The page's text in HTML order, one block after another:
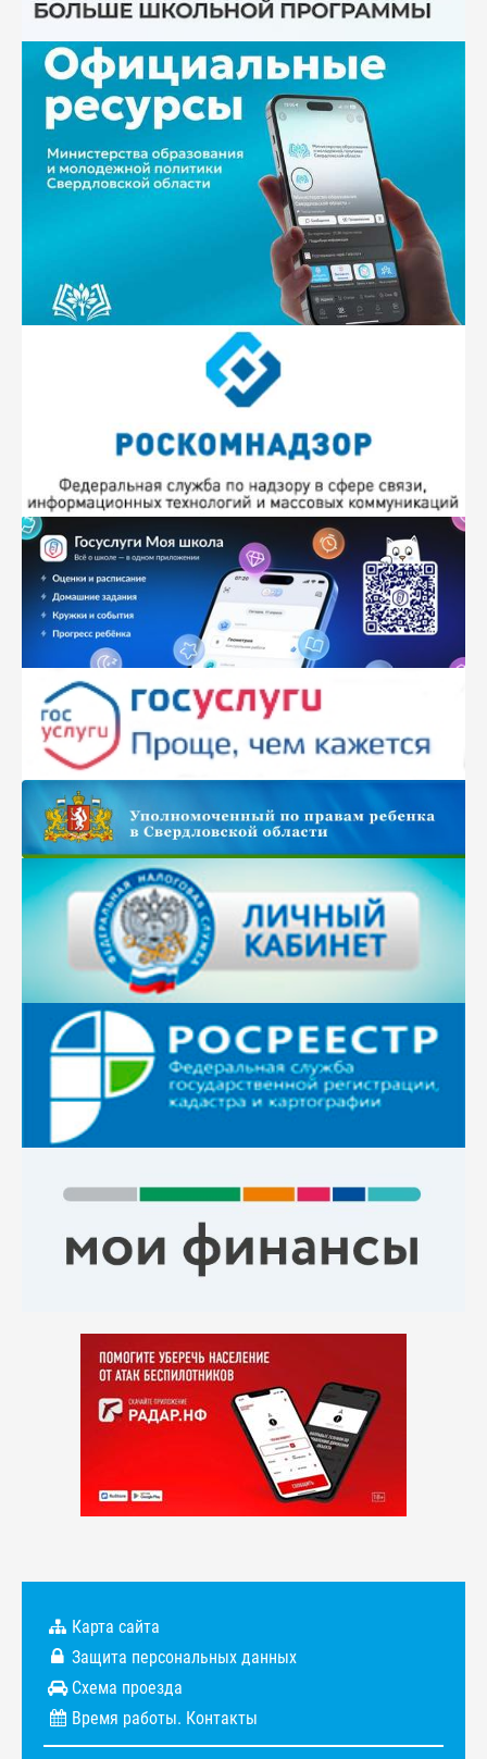
Карта сайта
Защита персональных данных
Схема проезда
Время работы. Контакты